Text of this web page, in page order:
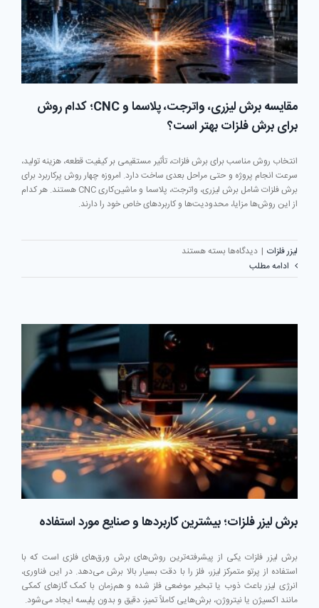
مقایسه برش لیزری، واترجت، پلاسما و CNC؛ کدام روش
برای برش فلزات بهتر است؟
انتخاب روش مناسب برای برش فلزات، تأثیر مستقیمی بر کیفیت قطعه، هزینه تولید،
سرعت انجام پروژه و حتی مراحل بعدی ساخت دارد. امروزه چهار روش پرکاربرد برای
برش فلزات شامل برش لیزری، واترجت، پلاسما و ماشین‌کاری CNC هستند. هر کدام
از این روش‌ها مزایا، محدودیت‌ها و کاربردهای خاص خود را دارند.
لیزر فلزات | دیدگاه‌ها برای
برش
پلاسما
CNC؛
کدام
روش
برای
برش
فلزات
بهتر
است؟
بسته هستند
ادامه مطلب
برش لیزر فلزات؛ بیشترین کاربردها و صنایع مورد استفاده
برش لیزر فلزات یکی از پیشرفته‌ترین روش‌های برش ورق‌های فلزی است که با
استفاده از پرتو متمرکز لیزر، فلز را با دقت بسیار بالا برش می‌دهد. در این فناوری،
انرژی لیزر باعث ذوب یا تبخیر موضعی فلز شده و هم‌زمان با کمک گازهای کمکی
مانند اکسیژن یا نیتروژن، برش‌هایی کاملاً تمیز، دقیق و بدون پلیسه ایجاد می‌شود.